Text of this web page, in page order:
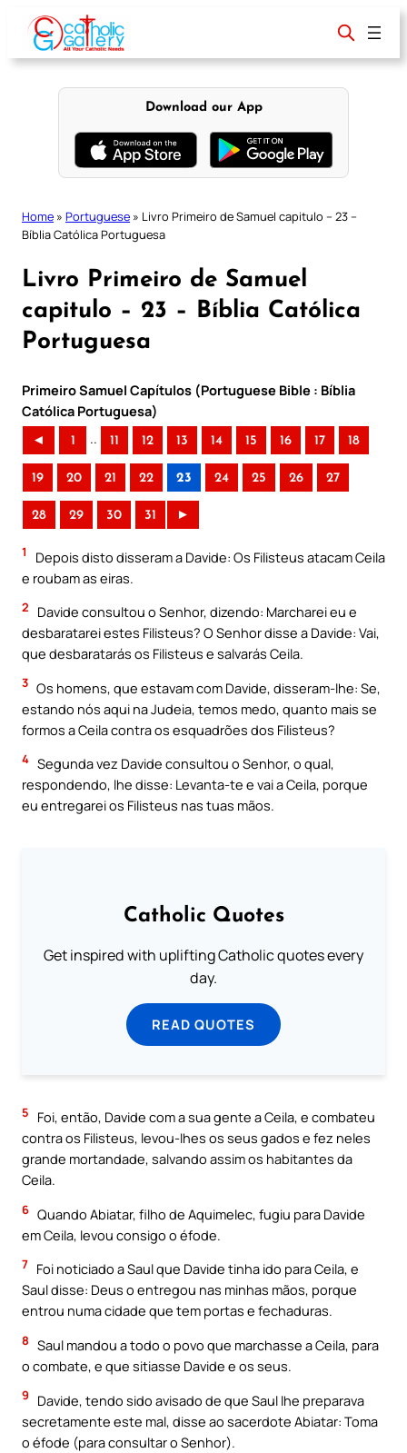
content
Download our App
Home » Portuguese » Livro Primeiro de Samuel capitulo – 23 –
Bíblia Católica Portuguesa
Livro Primeiro de Samuel
capitulo – 23 – Bíblia Católica
Portuguesa
Primeiro Samuel Capítulos (Portuguese Bible : Bíblia
Católica Portuguesa)
◄ 1 .. 11 12 13 14 15 16 17 18
19 20 21 22 23 24 25 26 27
28 29 30 31 ►
1
Depois disto disseram a Davide: Os Filisteus atacam Ceila
e roubam as eiras.
2
Davide consultou o Senhor, dizendo: Marcharei eu e
desbaratarei estes Filisteus? O Senhor disse a Davide: Vai,
que desbaratarás os Filisteus e salvarás Ceila.
3 Os homens, que estavam com Davide, disseram-lhe: Se,
estando nós aqui na Judeia, temos medo, quanto mais se
formos a Ceila contra os esquadrões dos Filisteus?
4 Segunda vez Davide consultou o Senhor, o qual,
respondendo, lhe disse: Levanta-te e vai a Ceila, porque
eu entregarei os Filisteus nas tuas mãos.
Catholic Quotes
Get inspired with uplifting Catholic quotes every
day.
READ QUOTES
5
Foi, então, Davide com a sua gente a Ceila, e combateu
contra os Filisteus, levou-Ihes os seus gados e fez neles
grande mortandade, salvando assim os habitantes da
Ceila.
6 Quando Abiatar, filho de Aquimelec, fugiu para Davide
em Ceila, levou consigo o éfode.
7 Foi noticiado a Saul que Davide tinha ido para Ceila, e
Saul disse: Deus o entregou nas minhas mãos, porque
entrou numa cidade que tem portas e fechaduras.
8 Saul mandou a todo o povo que marchasse a Ceila, para
o combate, e que sitiasse Davide e os seus.
9
Davide, tendo sido avisado de que Saul lhe preparava
secretamente este mal, disse ao sacerdote Abiatar: Toma
o éfode (para consultar o Senhor).